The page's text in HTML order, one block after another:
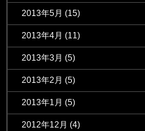
2013年5月 (15)
2013年4月 (11)
2013年3月 (5)
2013年2月 (5)
2013年1月 (5)
2012年12月 (4)